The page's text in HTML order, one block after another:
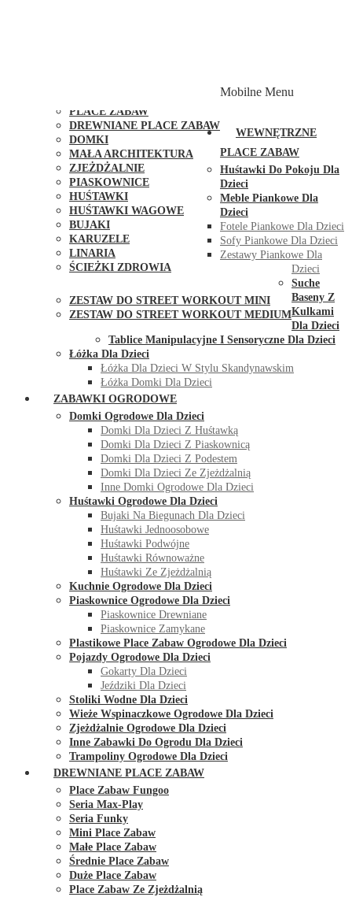
PLACE ZABAW
DREWNIANE PLACE ZABAW
DOMKI
MAŁA ARCHITEKTURA
ZJEŻDŻALNIE
PIASKOWNICE
HUŚTAWKI
HUŚTAWKI WAGOWE
BUJAKI
KARUZELE
LINARIA
ŚCIEŻKI ZDROWIA
ZESTAW DO STREET WORKOUT MINI
ZESTAW DO STREET WORKOUT MEDIUM
Mobilne Menu
WEWNĘTRZNE
PLACE ZABAW
Huśtawki Do Pokoju Dla
Dzieci
Meble Piankowe Dla
Dzieci
Fotele Piankowe Dla Dzieci
Sofy Piankowe Dla Dzieci
Zestawy Piankowe Dla
Dzieci
Suche
Baseny Z
Kulkami
Dla Dzieci
Tablice Manipulacyjne I Sensoryczne Dla Dzieci
Łóżka Dla Dzieci
Łóżka Dla Dzieci W Stylu Skandynawskim
Łóżka Domki Dla Dzieci
ZABAWKI OGRODOWE
Domki Ogrodowe Dla Dzieci
Domki Dla Dzieci Z Huśtawką
Domki Dla Dzieci Z Piaskownicą
Domki Dla Dzieci Z Podestem
Domki Dla Dzieci Ze Zjeżdżalnią
Inne Domki Ogrodowe Dla Dzieci
Huśtawki Ogrodowe Dla Dzieci
Bujaki Na Biegunach Dla Dzieci
Huśtawki Jednoosobowe
Huśtawki Podwójne
Huśtawki Równoważne
Huśtawki Ze Zjeżdżalnią
Kuchnie Ogrodowe Dla Dzieci
Piaskownice Ogrodowe Dla Dzieci
Piaskownice Drewniane
Piaskownice Zamykane
Plastikowe Place Zabaw Ogrodowe Dla Dzieci
Pojazdy Ogrodowe Dla Dzieci
Gokarty Dla Dzieci
Jeździki Dla Dzieci
Stoliki Wodne Dla Dzieci
Wieże Wspinaczkowe Ogrodowe Dla Dzieci
Zjeżdżalnie Ogrodowe Dla Dzieci
Inne Zabawki Do Ogrodu Dla Dzieci
Trampoliny Ogrodowe Dla Dzieci
DREWNIANE PLACE ZABAW
Place Zabaw Fungoo
Seria Max-Play
Seria Funky
Mini Place Zabaw
Małe Place Zabaw
Średnie Place Zabaw
Duże Place Zabaw
Place Zabaw Ze Zjeżdżalnią